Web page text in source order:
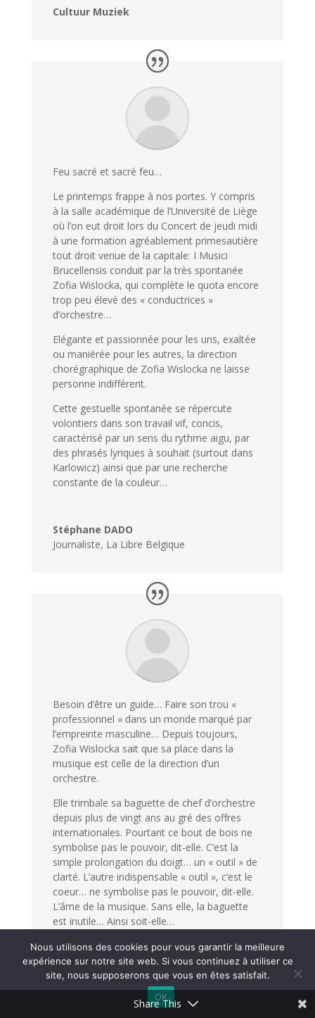
Cultuur Muziek
Feu sacré et sacré feu…
Le printemps frappe à nos portes. Y compris
à la salle académique de l’Université de Liège
où l’on eut droit lors du Concert de jeudi midi
à une formation agréablement primesautière
tout droit venue de la capitale: I Musici
Brucellensis conduit par la très spontanée
Zofia Wislocka, qui complète le quota encore
trop peu élevé des « conductrices »
d’orchestre…
Elégante et passionnée pour les uns, exaltée
ou maniérée pour les autres, la direction
chorégraphique de Zofia Wislocka ne laisse
personne indifférent.
Cette gestuelle spontanée se répercute
volontiers dans son travail vif, concis,
caractérisé par un sens du rythme aigu, par
des phrasés lyriques à souhait (surtout dans
Karlowicz) ainsi que par une recherche
constante de la couleur…
Stéphane DADO
Journaliste, La Libre Belgique
Besoin d’être un guide… Faire son trou «
professionnel » dans un monde marqué par
l’empreinte masculine… Depuis toujours,
Zofia Wislocka sait que sa place dans la
musique est celle de la direction d’un
orchestre.
Elle trimbale sa baguette de chef d’orchestre
depuis plus de vingt ans au gré des offres
internationales. Pourtant ce bout de bois ne
symbolise pas le pouvoir, dit-elle. C’est la
simple prolongation du doigt… un « outil » de
clarté. L’autre indispensable « outil », c’est le
coeur… ne symbolise pas le pouvoir, dit-elle.
L’âme de la musique. Sans elle, la baguette
est inutile… Ainsi soit-elle…
Pascale HENSGENS
Le Matin
Share This
Nous utilisons des cookies pour vous garantir la meilleure
expérience sur notre site web. Si vous continuez à utiliser ce
site, nous supposerons que vous en êtes satisfait.
OK